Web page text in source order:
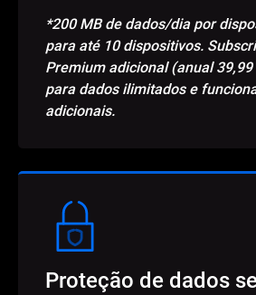
*200 MB de dados/dia por
para até 10 dispositivos.
Premium adicional (anual
para dados ilimitados e
adicionais.
Proteção de dados